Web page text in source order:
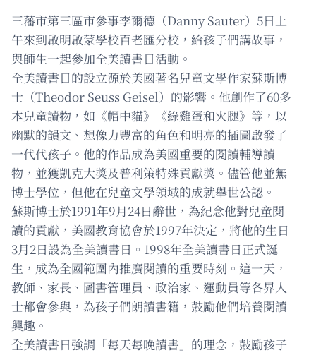
三藩市第三區市參事李爾德（Danny Sauter）5日上
午來到啟明啟蒙學校百老匯分校，給孩子們講故事，
與師生一起參加全美讀書日活動。
全美讀書日的設立源於美國著名兒童文學作家蘇斯博
士（Theodor Seuss Geisel）的影響。他創作了60多
本兒童讀物，如《帽中貓》《綠雞蛋和火腿》等，以
幽默的韻文、想像力豐富的角色和明亮的插圖啟發了
一代代孩子。他的作品成為美國重要的閱讀輔導讀
物，並獲凱克大獎及普利策特殊貢獻獎。儘管他並無
博士學位，但他在兒童文學領域的成就舉世公認。
蘇斯博士於1991年9月24日辭世，為紀念他對兒童閱
讀的貢獻，美國教育協會於1997年決定，將他的生日
3月2日設為全美讀書日。1998年全美讀書日正式誕
生，成為全國範圍內推廣閱讀的重要時刻。這一天，
教師、家長、圖書管理員、政治家、運動員等各界人
士都會參與，為孩子們朗讀書籍，鼓勵他們培養閱讀
興趣。
全美讀書日強調「每天每晚讀書」的理念，鼓勵孩子